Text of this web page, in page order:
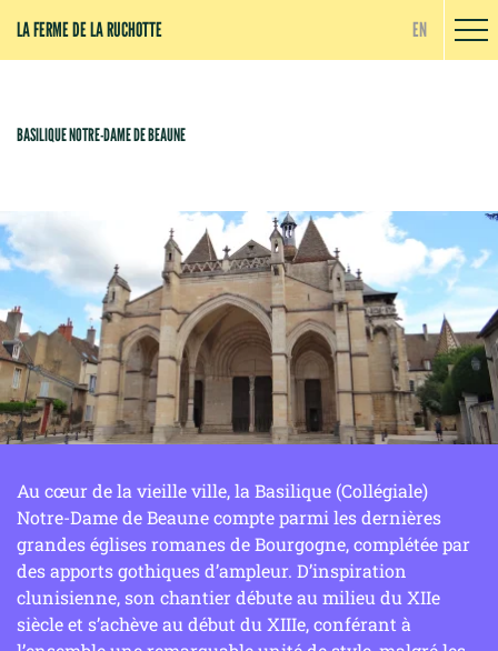
LA FERME DE LA RUCHOTTE EN
BASILIQUE NOTRE-DAME DE BEAUNE
Au cœur de la vieille ville, la Basilique (Collégiale)
Notre-Dame de Beaune compte parmi les dernières
grandes églises romanes de Bourgogne, complétée par
des apports gothiques d’ampleur. D’inspiration
clunisienne, son chantier débute au milieu du XIIe
siècle et s’achève au début du XIIIe, conférant à